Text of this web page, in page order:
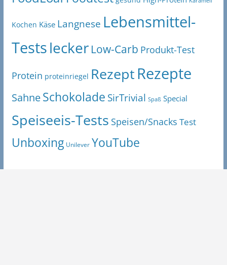
Kochen Käse Langnese Lebensmittel-
Testslecker Low-Carb Produkt-Test
Protein proteinriegel RezeptRezepte
SahneSchokolade SirTrivial Spaß Special
Speiseeis-Tests Speisen/Snacks Test
Unboxing Unilever YouTube